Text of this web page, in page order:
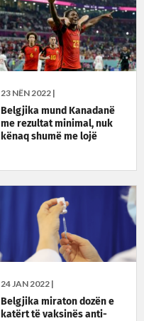
23 NËN 2022 |
Belgjika mund Kanadanë
me rezultat minimal, nuk
kënaq shumë me lojë
24 JAN 2022 |
Belgjika miraton dozën e
katërt të vaksinës anti-